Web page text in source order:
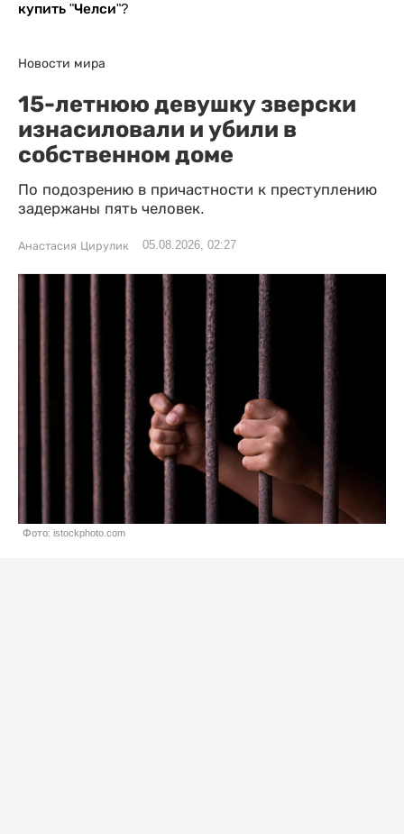
купить "Челси"?
Новости мира
15-летнюю девушку зверски
изнасиловали и убили в
собственном доме
По подозрению в причастности к преступлению
задержаны пять человек.
Анастасия Цирулик 05.08.2026, 02:27
Фото: istockphoto.com